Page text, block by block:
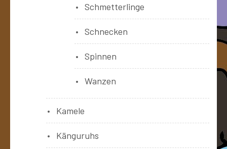
Schmetterlinge
Schnecken
Spinnen
Wanzen
Kamele
Känguruhs